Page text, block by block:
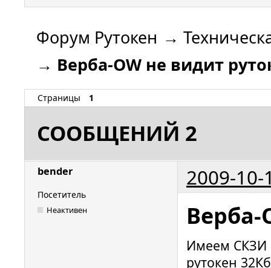
Форум Рутокен →
→ Верба-OW не видит
Страницы 1
СООБЩЕНИЙ 2
bender 2009-10-
Посетитель
Неактивен Верба-
Имеем СКЗИ
рутокен